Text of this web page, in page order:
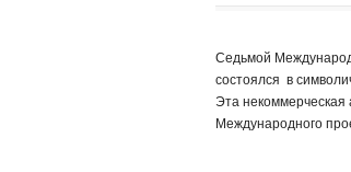
Седьмой
состоялся в
Эта некоммерческая
Международного